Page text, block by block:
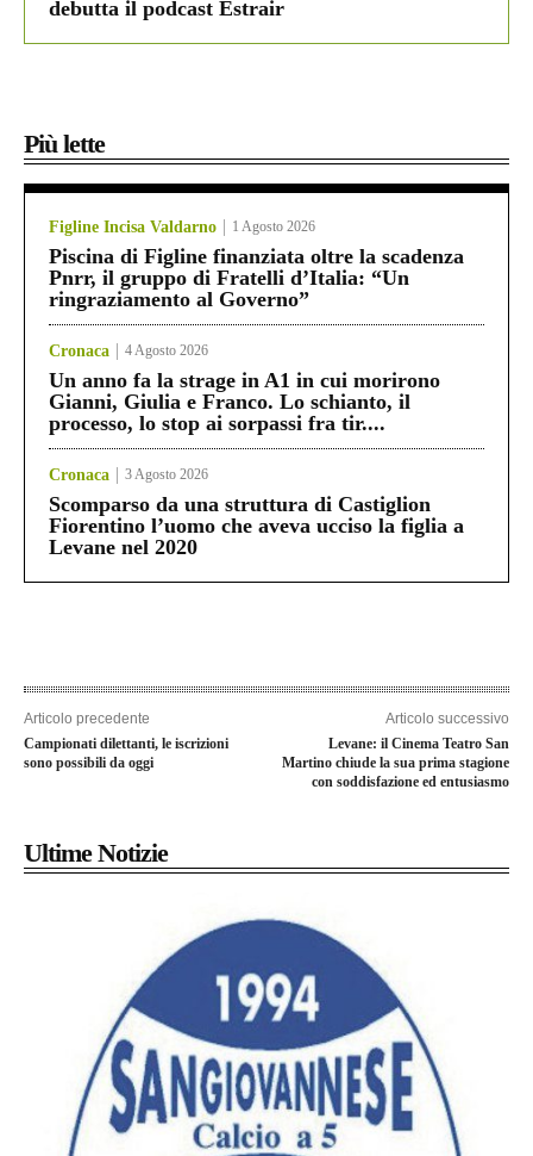
debutta il podcast Estrair
Più lette
Figline Incisa Valdarno 1 Agosto 2026
Piscina di Figline finanziata oltre la scadenza
Pnrr, il gruppo di Fratelli d’Italia: “Un
ringraziamento al Governo”
Cronaca 4 Agosto 2026
Un anno fa la strage in A1 in cui morirono
Gianni, Giulia e Franco. Lo schianto, il
processo, lo stop ai sorpassi fra tir....
Cronaca 3 Agosto 2026
Scomparso da una struttura di Castiglion
Fiorentino l’uomo che aveva ucciso la figlia a
Levane nel 2020
Articolo precedente
Campionati dilettanti, le iscrizioni
sono possibili da oggi
Articolo successivo
Levane: il Cinema Teatro San
Martino chiude la sua prima stagione
con soddisfazione ed entusiasmo
Ultime Notizie